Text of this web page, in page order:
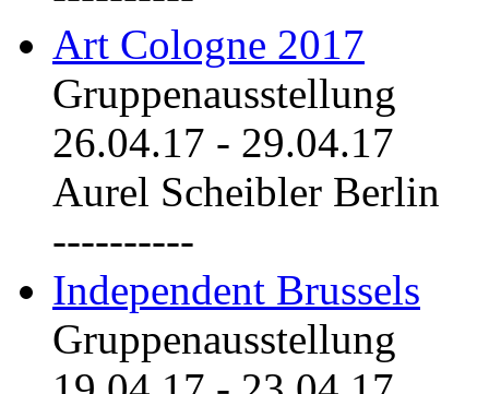
Art Cologne 2017
Gruppenausstellung
26.04.17 - 29.04.17
Aurel Scheibler Berlin
----------
Independent Brussels
Gruppenausstellung